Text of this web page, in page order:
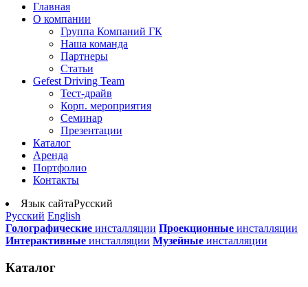
Главная
О компании
Группа Компаний ГК
Наша команда
Партнеры
Статьи
Gefest Driving Team
Тест-драйв
Корп. мероприятия
Семинар
Презентации
Каталог
Аренда
Портфолио
Контакты
Язык сайтаРусский
Русский English
Голографические инсталляции Проекционные инсталляции
Интерактивные инсталляции Музейные инсталляции
Каталог